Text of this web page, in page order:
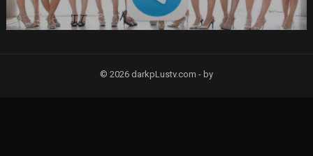
© 2026 darkpLustv.com - by